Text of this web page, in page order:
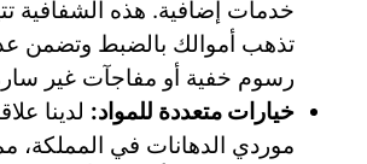
خدمات إضافية. هذه الشفافية
تذهب أموالك بالضبط وتضمن
رسوم خفية أو مفاجآت غير
خيارات متعددة للمواد: لدينا
موردي الدهانات في المملكة،